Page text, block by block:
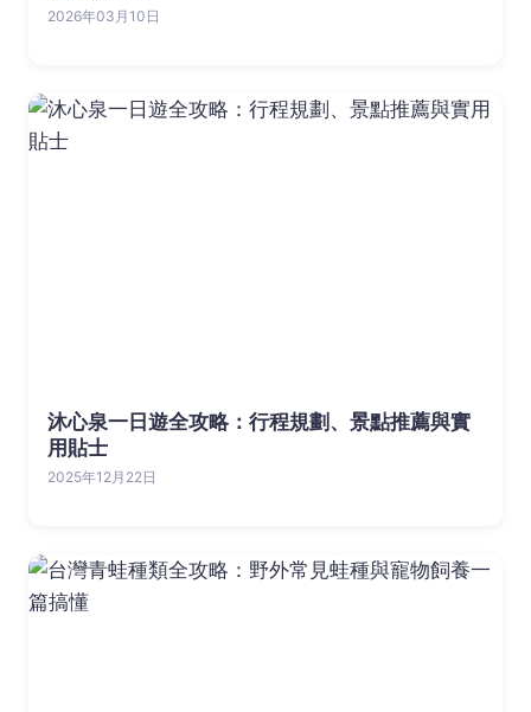
2026年03月10日
沐心泉一日遊全攻略：行程規劃、景點推薦與實
用貼士
2025年12月22日